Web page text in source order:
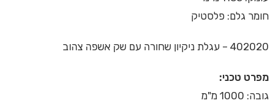
חומר גלם: פלסטיק
402020 – עגלת ניקיון שחורה עם שק אשפה צהוב
מפרט טכני:
גובה: 1000 מ"מ